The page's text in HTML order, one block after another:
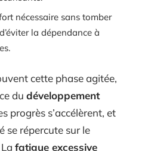
nécessaire sans tomber
la dépendance à
cette phase agitée,
du développement
progrès s’accélèrent, et
se répercute sur le
fatigue excessive